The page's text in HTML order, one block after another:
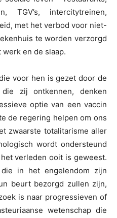
TGV’s, intercitytreinen,
met het verbod voor niet-
te worden verzorgd
en de slaap.
voor hen is gezet door de
zij ontkennen, denken
optie van een vaccin
de regering helpen om ons
zwaarste totalitarisme aller
wordt ondersteund
verleden ooit is geweest.
in het engelendom zijn
beurt bezorgd zullen zijn,
is naar progressieven of
wetenschap die